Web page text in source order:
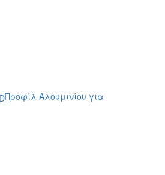
Προφίλ Αλουμινίου για